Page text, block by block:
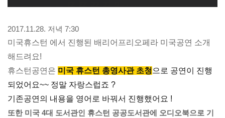
2017.11.28. 저녁 7:30
미국휴스턴 에서 진행된 배리어프리오페라 미국공연 소개
해드려요!
휴스턴공연은 미국 휴스턴 총영사관 초청으로 공연이 진행
되었어요~~ 정말 자랑스럽죠 ?
기존공연의 내용을 영어로 바꿔서 진행했어요 !
또한 미국 4대 도서관인 휴스턴 공공도서관에 오디오북으로 기